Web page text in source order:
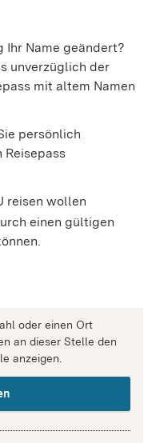
Ihr Name geändert?
unverzüglich der
mit altem Namen
persönlich
Reisepass
reisen wollen
einen gültigen
oder einen Ort
an dieser Stelle den
anzeigen.